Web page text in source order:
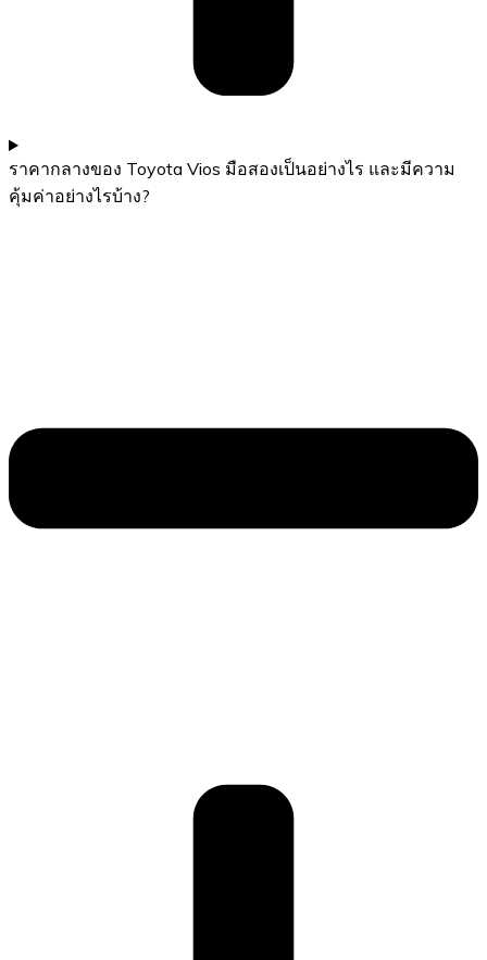
ราคากลางของ Toyota Vios มือสองเป็นอย่างไร และมีความ
คุ้มค่าอย่างไรบ้าง?